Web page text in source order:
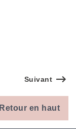
Suivant
Retour en haut